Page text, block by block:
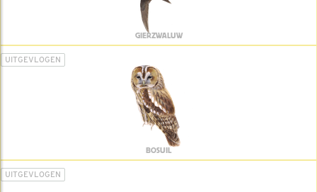
GIERZWALUW
UITGEVLOGEN
BOSUIL
UITGEVLOGEN